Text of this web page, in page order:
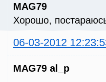
MAG79
Хорошо,
06-03-2012
MAG79 al_p